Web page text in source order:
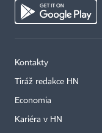
Kontakty
Tiráž redakce HN
Economia
Kariéra v HN